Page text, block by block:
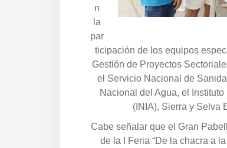
n
la
par
ticipación de los equipos
Gestión de Proyectos
el Servicio Nacional de
Nacional del Agua, el
(INIA), Sierra y Selva
Cabe señalar que el Gran
de la I Feria “De la chacra a